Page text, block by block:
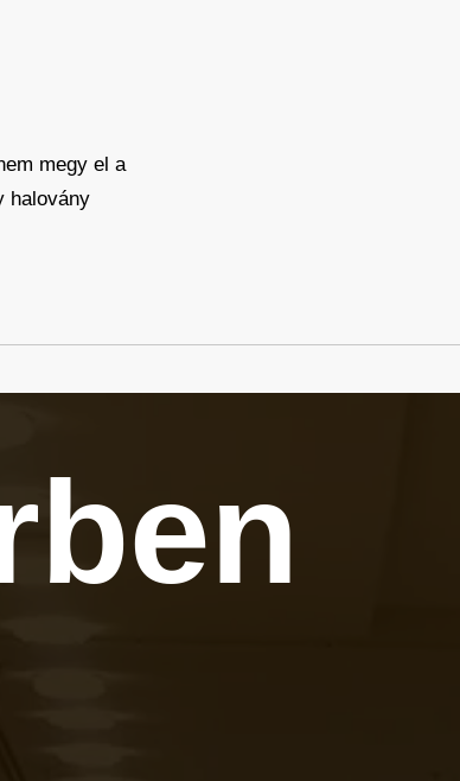
megy el a
halovány